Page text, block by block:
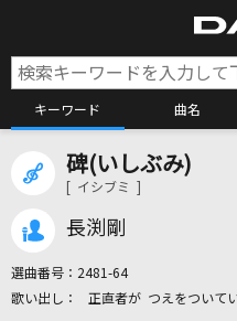
キーワード 曲名
碑(いしぶみ)
[ イシブミ ]
長渕剛
選曲番号： 2481-64
正直者が つえをついて